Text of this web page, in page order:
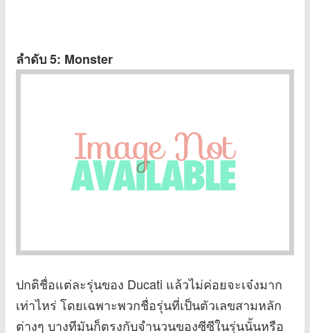
ลำดับ 5: Monster
ปกติชื่อแต่ละรุ่นของ Ducati แล้วไม่ค่อยจะเจ๋งมาก
เท่าไหร่ โดยเฉพาะพวกชื่อรุ่นที่เป็นตัวเลขสามหลัก
ต่างๆ บางทีมันก็ตรงกับจำนวนของซีซีในรุ่นนั้นหรือ